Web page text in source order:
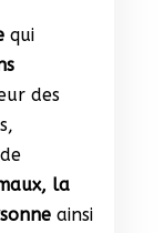
qui
des
la
ainsi